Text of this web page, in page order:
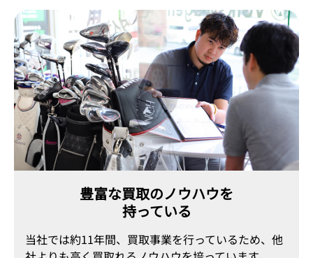
豊富な買取のノウハウを
持っている
当社では約11年間、買取事業を行っているため、他